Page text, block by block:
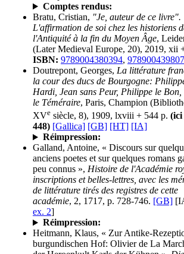
Comptes rendus:
Bratu, Cristian, "Je, auteur de ce livre".
L'affirmation de soi chez les historiens
l'Antiquité à la fin du Moyen Âge,
(Later Medieval Europe, 20), 2019, xii
ISBN: 9789004380394,
Doutrepont, Georges, La littérature
la cour des ducs de Bourgogne:
Hardi, Jean sans Peur, Philippe le
le Téméraire, Paris, Champion
XVe siècle, 8), 1909, lxviii + 544 p. (ici
448) [Gallica] [GB] [HT] [IA]
Réimpression:
Galland, Antoine, « Discours sur
anciens poetes et sur quelques romans
peu connus », Histoire de l'Académie
inscriptions et belles-lettres, avec les
de littérature tirés des registres de cette
académie, 2, 1717, p. 728-746. [GB]
ex. 2]
Réimpression:
Heitmann, Klaus, « Zur Antike-
burgundischen Hof: Olivier de La